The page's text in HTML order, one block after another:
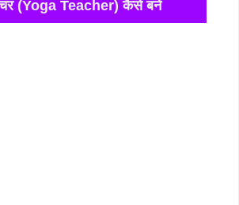
(Yoga Teacher) कैसे बनें